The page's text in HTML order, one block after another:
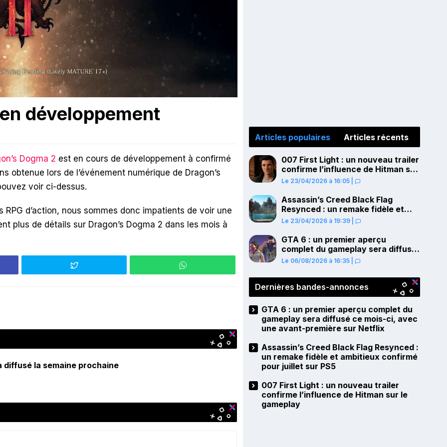
développement
Dogma 2 est en cours de développement à confirmé
obtenue lors de l’événement numérique de Dragon’s
voir ci-dessus.
RPG d’action, nous sommes donc impatients de voir une
plus de détails sur Dragon’s Dogma 2 dans les mois à
diffusé la semaine prochaine
Articles populaires Articles récents
007 First Light : un nouveau trailer
confirme l’influence de Hitman sur
le gameplay
Le 23/04/2026 à 16:05
Assassin’s Creed Black Flag
Resynced : un remake fidèle et
ambitieux confirmé pour juillet sur
Le 23/04/2026 à 19:39
GTA 6 : un premier aperçu
complet du gameplay sera diffusé
ce mois-ci, avec une avant-
Le 06/08/2026 à 16:35
Dernières bandes-annonces
GTA 6 : un premier aperçu complet du
gameplay sera diffusé ce mois-ci, avec
une avant-première sur Netflix
Assassin’s Creed Black Flag Resynced :
un remake fidèle et ambitieux confirmé
pour juillet sur PS5
007 First Light : un nouveau trailer
confirme l’influence de Hitman sur le
gameplay